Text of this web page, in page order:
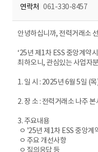
연락처 061-330-8457
안녕하십니까, 전력거래소
‘25년 제1차 ESS 중앙계약
최하오니, 관심있는 사업자
1. 일 시 : 2025년 6월 5일 (
2. 장 소 : 전력거래소 나주
3. 주요내용
ㅇ '25년 제1차 ESS 중앙계
ㅇ 주요 개선사항
ㅇ 질의응답 등